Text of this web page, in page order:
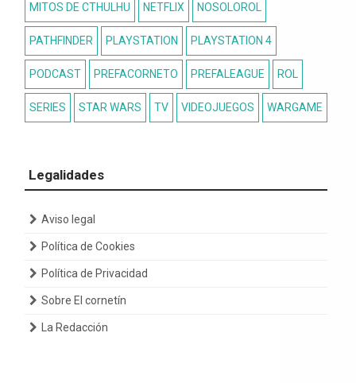
MITOS DE CTHULHU NETFLIX NOSOLOROL
PATHFINDER PLAYSTATION PLAYSTATION 4
PODCAST PREFACORNETO PREFALEAGUE ROL
SERIES STAR WARS TV VIDEOJUEGOS WARGAME
Legalidades
Aviso legal
Política de Cookies
Política de Privacidad
Sobre El cornetín
La Redacción